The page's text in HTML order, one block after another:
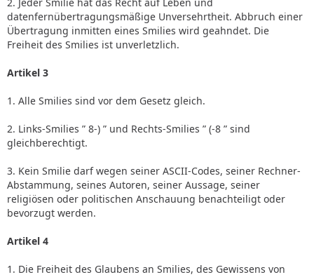
datenfernübertragungsmäßige Unversehrtheit. Abbruch einer
Übertragung inmitten eines Smilies wird geahndet. Die
Freiheit des Smilies ist unverletzlich.
Artikel 3
1. Alle Smilies sind vor dem Gesetz gleich.
2. Links-Smilies ” 8-) ” und Rechts-Smilies ” (-8 ” sind
gleichberechtigt.
3. Kein Smilie darf wegen seiner ASCII-Codes, seiner Rechner-
Abstammung, seines Autoren, seiner Aussage, seiner
religiösen oder politischen Anschauung benachteiligt oder
bevorzugt werden.
Artikel 4
1. Die Freiheit des Glaubens an Smilies, des Gewissens von